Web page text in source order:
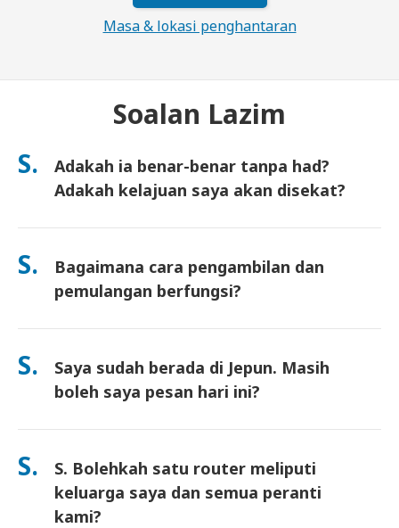
Masa & lokasi penghantaran
Soalan Lazim
S.
Adakah ia benar-benar tanpa had?
Adakah kelajuan saya akan disekat?
Ya. Ia benar-benar tanpa had dan kami tidak mengenakan had
buatan. Anda boleh guna seberapa banyak data yang anda
mahu, sepanjang hari. (Seperti mana-mana rangkaian mudah
alih, kesesakan pembawa sementara boleh menjejaskan
S.
Bagaimana cara pengambilan dan
pemulangan berfungsi?
Ambil di lapangan terbang utama, atau pilih penghantaran ke
surat pemulangan prabayar disertakan—hanya masukkan ke
dalam mana-mana peti pos di Jepun. Tiada kertas kerja, tiada
barisan di kaunter.
S.
Saya sudah berada di Jepun. Masih
boleh saya pesan hari ini?
Ya. Pengambilan di lapangan terbang pada hari yang sama
pada hari berikutnya. Jika anda tidak pasti, hubungi kami dan
kami akan sahkan pilihan terpantas untuk kawasan anda.
S.
S. Bolehkah satu router meliputi
keluarga saya dan semua peranti
kami?